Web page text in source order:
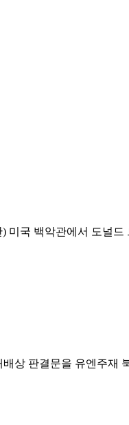
국 백악관에서 도널
상 판결문을 유엔주재